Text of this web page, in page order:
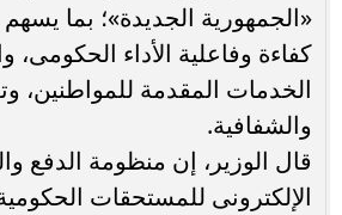
«الجمهورية الجديدة»؛ بما
كفاءة وفاعلية الأداء الحكومى،
الخدمات المقدمة للمواطنين،
والشفافية.
قال الوزير، إن منظومة الدفع
الإلكترونى للمستحقات